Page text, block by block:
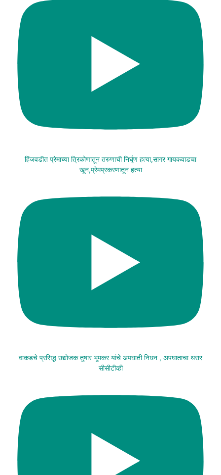
हिंजवडीत प्रेमाच्या त्रिकोणातून तरुणाची निर्घृण हत्या,सागर गायकवाडचा
खून,प्रेमप्रकरणातून हत्या
वाकडचे प्रसिद्ध उद्योजक तुषार भूमकर यांचे अपघाती निधन , अपघाताचा थरार
सीसीटीव्ही